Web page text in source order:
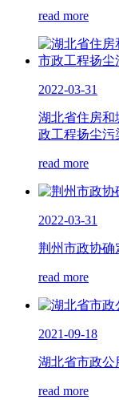
read more
2022-03-31
湖北省住房和
政工程扬尘污
read more
2022-03-31
荆州市政协确
read more
2021-09-18
湖北省市政公
read more